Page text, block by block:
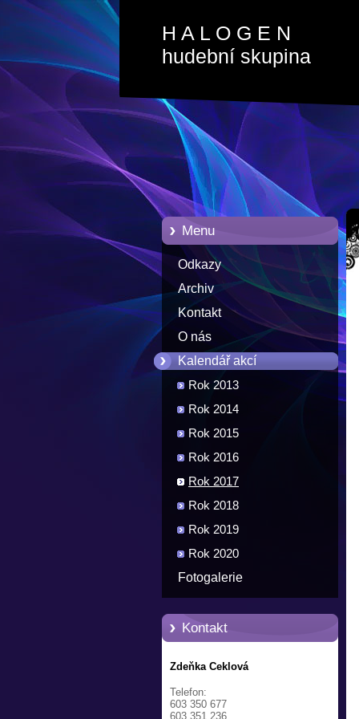
H A L O G E N
hudební skupina
Menu
Odkazy
Archiv
Kontakt
O nás
Kalendář akcí
Rok 2013
Rok 2014
Rok 2015
Rok 2016
Rok 2017
Rok 2018
Rok 2019
Rok 2020
Fotogalerie
Kontakt
Zdeňka Ceklová
Telefon:
603 350 677
603 351 236